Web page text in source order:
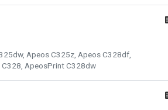
Apeos C325z, Apeos C328df,
ApeosPrint C328dw